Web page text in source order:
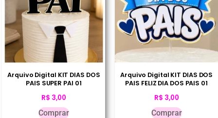
Arquivo Digital KIT DIAS DOS
PAIS SUPER PAI 01
R$ 3,00
Comprar
Arquivo Digital KIT DIAS DOS
PAIS FELIZ DIA DOS PAIS 01
R$ 3,00
Comprar